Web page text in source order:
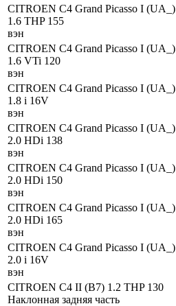
CITROEN C4 Grand Picasso I (UA_)
1.6 THP 155
вэн
CITROEN C4 Grand Picasso I (UA_)
1.6 VTi 120
вэн
CITROEN C4 Grand Picasso I (UA_)
1.8 i 16V
вэн
CITROEN C4 Grand Picasso I (UA_)
2.0 HDi 138
вэн
CITROEN C4 Grand Picasso I (UA_)
2.0 HDi 150
вэн
CITROEN C4 Grand Picasso I (UA_)
2.0 HDi 165
вэн
CITROEN C4 Grand Picasso I (UA_)
2.0 i 16V
вэн
CITROEN C4 II (B7) 1.2 THP 130
Наклонная задняя часть